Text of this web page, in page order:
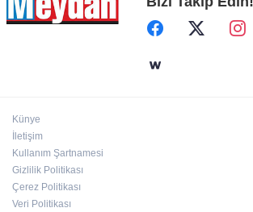
Künye
İletişim
Kullanım Şartnamesi
Gizlilik Politikası
Çerez Politikası
Veri Politikası